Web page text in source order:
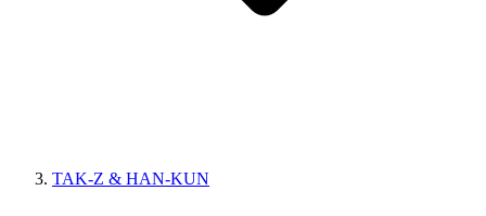
TAK-Z & HAN-KUN